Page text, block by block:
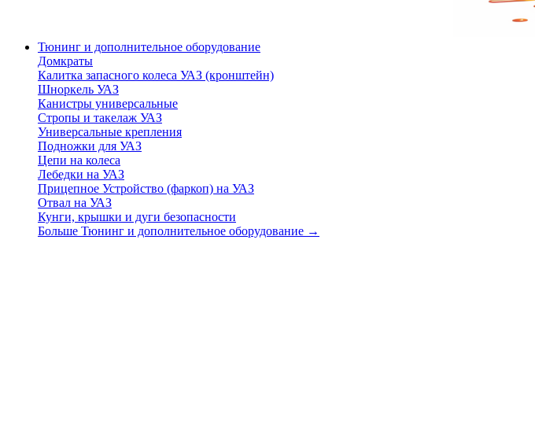
Тюнинг и дополнительное оборудование
Домкраты
Калитка запасного колеса УАЗ (кронштейн)
Шноркель УАЗ
Канистры универсальные
Стропы и такелаж УАЗ
Универсальные крепления
Подножки для УАЗ
Цепи на колеса
Лебедки на УАЗ
Прицепное Устройство (фаркоп) на УАЗ
Отвал на УАЗ
Кунги, крышки и дуги безопасности
Больше Тюнинг и дополнительное оборудование →